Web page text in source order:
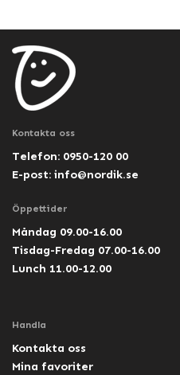
Kontakta oss
Telefon: 0950-120 00
E-post: info@nordik.se
Öppettider
Måndag 09.00-16.00
Tisdag-Fredag 07.00-16.00
Lunch 11.00-12.00
Handla
Kontakta oss
Mina favoriter